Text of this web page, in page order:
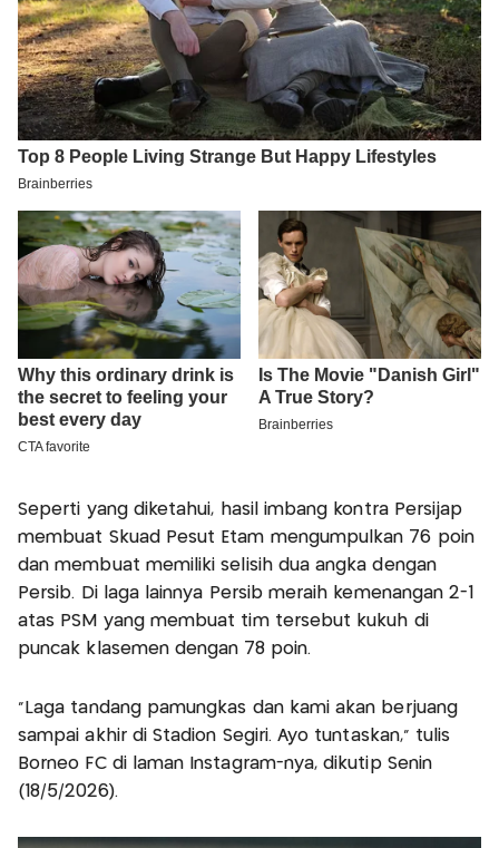
Seperti yang diketahui, hasil imbang kontra Persijap
membuat Skuad Pesut Etam mengumpulkan 76 poin
dan membuat memiliki selisih dua angka dengan
Persib. Di laga lainnya Persib meraih kemenangan 2-1
atas PSM yang membuat tim tersebut kukuh di
puncak klasemen dengan 78 poin.
"Laga tandang pamungkas dan kami akan berjuang
sampai akhir di Stadion Segiri. Ayo tuntaskan,” tulis
Borneo FC di laman Instagram-nya, dikutip Senin
(18/5/2026).